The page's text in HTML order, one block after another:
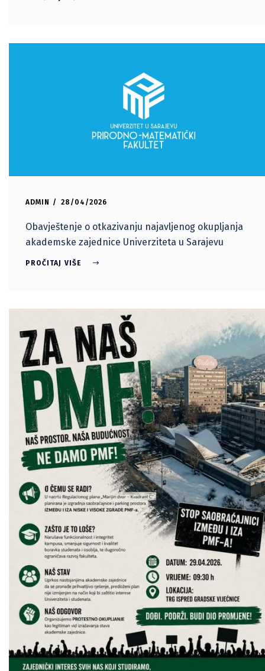
ADMIN 28/04/2026
Obavještenje o otkazivanju najavljenog okupljanja
akademske zajednice Univerziteta u Sarajevu
PROČITAJ VIŠE